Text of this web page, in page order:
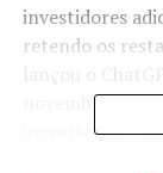
investidores
retendo os
novembro e
investiu US$1